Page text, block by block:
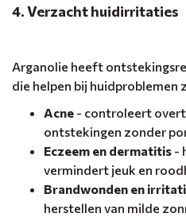
4. Verzacht huidirritaties
Arganolie heeft
die helpen bij huidproblemen
Acne - controleert
ontstekingen zonder
Eczeem en dermatitis -
vermindert jeuk en
Brandwonden en
herstellen van milde